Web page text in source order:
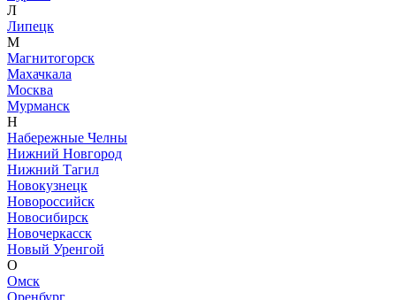
Л
Липецк
М
Магнитогорск
Махачкала
Москва
Мурманск
Н
Набережные Челны
Нижний Новгород
Нижний Тагил
Новокузнецк
Новороссийск
Новосибирск
Новочеркасск
Новый Уренгой
О
Омск
Оренбург